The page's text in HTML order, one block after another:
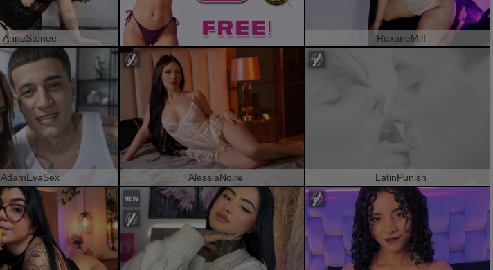
AnneStonee RoxaneMilf
AdamEvaSex AlessiaNoire LatinPunish